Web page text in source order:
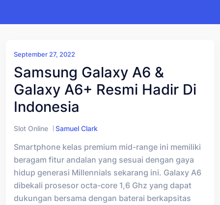
September 27, 2022
Samsung Galaxy A6 &
Galaxy A6+ Resmi Hadir Di
Indonesia
Slot Online Samuel Clark
Smartphone kelas premium mid-range ini memiliki
beragam fitur andalan yang sesuai dengan gaya
hidup generasi Millennials sekarang ini. Galaxy A6
dibekali prosesor octa-core 1,6 Ghz yang dapat
dukungan bersama dengan baterai berkapsitas